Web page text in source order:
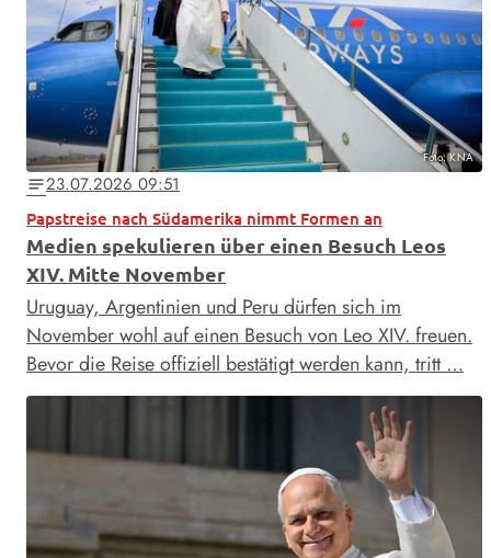
Foto: KNA
notes23.07.2026 09:51
Papstreise nach Südamerika nimmt Formen an
Medien spekulieren über einen Besuch Leos
XIV. Mitte November
Uruguay, Argentinien und Peru dürfen sich im
November wohl auf einen Besuch von Leo XIV. freuen.
Bevor die Reise offiziell bestätigt werden kann, tritt …